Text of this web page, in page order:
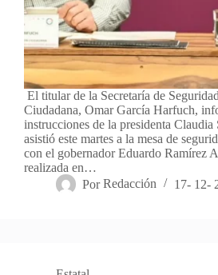
El titular de la Secretaría de
Ciudadana, Omar García Harfuch,
instrucciones de la presidenta Claudia
asistió este martes a la mesa de
con el gobernador Eduardo Ramírez
realizada en…
Por Redacción 17- 12-